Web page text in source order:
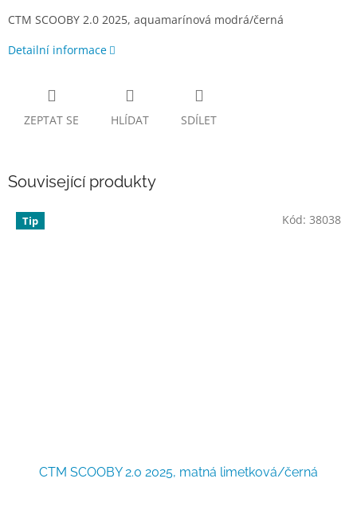
CTM SCOOBY 2.0 2025, aquamarínová modrá/černá
Detailní informace
ZEPTAT SE HLÍDAT SDÍLET
Související produkty
Tip
CTM SCOOBY 2.0 2025, matná limetková/černá
Kód: 38038